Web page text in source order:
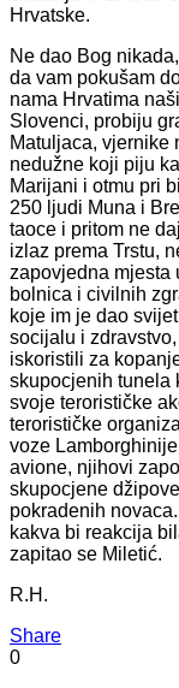
Hrvatske.
Ne dao Bog
da vam pokušam
nama Hrvatima
Slovenci, probiju
Matuljaca, vjernike
nedužne koji piju
Marijani i otmu pri
250 ljudi Muna i
taoce i pritom ne
izlaz prema Trstu,
zapovjedna mjesta
bolnica i civilnih
koje im je dao
socijalu i
iskoristili za
skupocjenih tunela
svoje terorističke
terorističke
voze
avione, njihovi
skupocjene
pokradenih
kakva bi reakcija
zapitao se Miletić.
R.H.
Share
0